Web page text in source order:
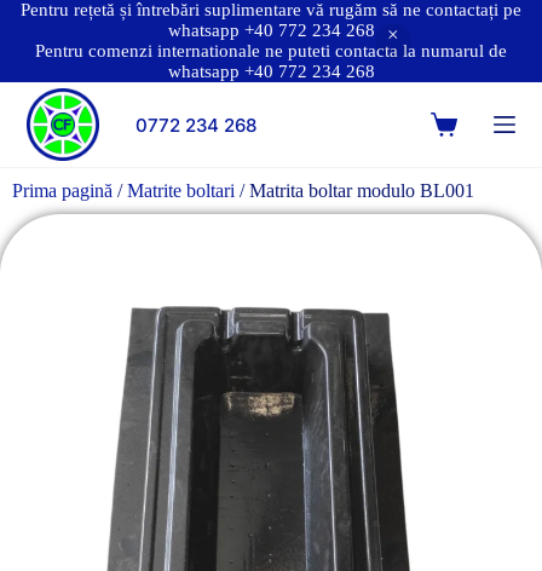
Pentru rețetă și întrebări suplimentare vă rugăm să ne contactați pe
whatsapp +40 772 234 268
Pentru comenzi internationale ne puteti contacta la numarul de
whatsapp +40 772 234 268
0772 234 268
Prima pagină /Matrite boltari / Matrita boltar modulo BL001